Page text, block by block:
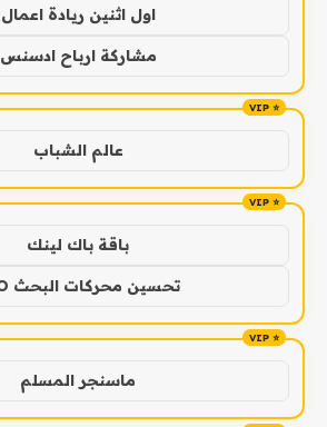
اول اثنين ريادة اعمال
مشاركة ارباح ادسنس
عالم الشباب
باقة باك لينك
تحسين محركات البحث SEO
ماسنجر المسلم